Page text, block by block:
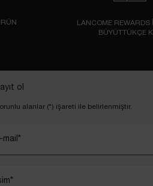
LANCOME REWARDS
BÜYÜTTÜKÇE
ol
alanlar (*) işareti ile belirlenmiştir.
mail *
*